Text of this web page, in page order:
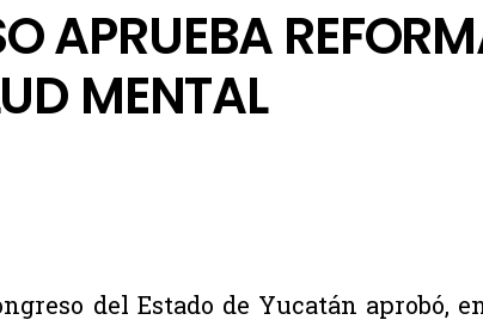
APRUEBA
MENTAL
del Estado de Yucatán aprobó,